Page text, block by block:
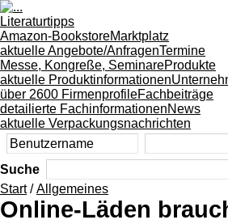
Literaturtipps
Amazon-BookstoreMarktplatz
aktuelle Angebote/AnfragenTermine
Messe, Kongreße, SeminareProdukte
aktuelle Produktinformationen
über 2600 FirmenprofileFachbeiträge
detailierte FachinformationenNews
aktuelle Verpackungsnachrichten
Suche
Start/Allgemeines
Online-Läden